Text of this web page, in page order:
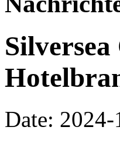
Date: 2024-